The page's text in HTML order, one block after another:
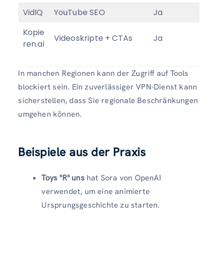
VidIQ YouTube SEO
Ja
Kopie
ren.ai
Videoskripte + CTAs Ja
In manchen Regionen kann der Zugriff auf Tools
blockiert sein. Ein zuverlässiger VPN-Dienst kann
sicherstellen, dass Sie regionale Beschränkungen
umgehen können.
Beispiele aus der Praxis
Toys "R" unshat Sora von OpenAI
verwendet, um eine animierte
Ursprungsgeschichte zu starten.